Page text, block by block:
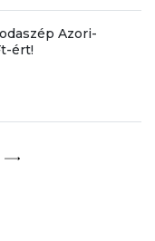
Azori-
ért!